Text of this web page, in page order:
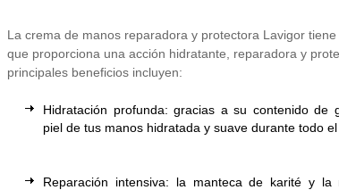
La crema de manos reparadora y protectora Lavigor
que proporciona una acción hidratante, reparadora y
principales beneficios incluyen:
Hidratación profunda: gracias a su contenido de
piel de tus manos hidratada y suave durante todo el
Reparación intensiva: la manteca de karité y